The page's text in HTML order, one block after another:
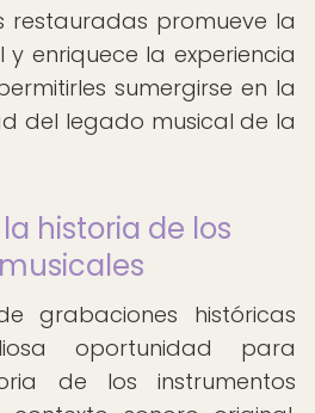
restauradas promueve la
enriquece la experiencia
sumergirse en la
del legado musical de la
historia de los
grabaciones históricas
oportunidad para
de los instrumentos